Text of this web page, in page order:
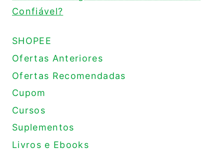
Confiável?
SHOPEE
Ofertas Anteriores
Ofertas Recomendadas
Cupom
Cursos
Suplementos
Livros e Ebooks